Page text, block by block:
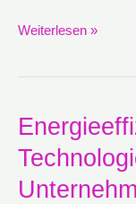
Weiterlesen »
Energieeffizienz
durch
Technologie:
Ihr